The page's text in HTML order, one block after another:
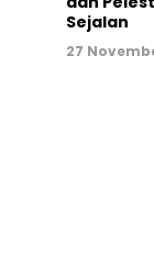
Sejalan
27